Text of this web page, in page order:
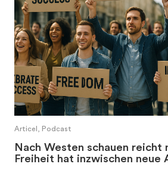
Articel, Podcast
Nach Westen schauen reicht
Freiheit hat inzwischen neue